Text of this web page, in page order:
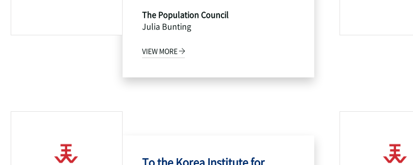
The Population Council
Julia Bunting
VIEW MORE
To the Korea Institute for